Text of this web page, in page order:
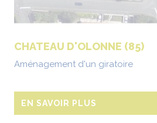
CHATEAU D'OLONNE (85)
Aménagement d'un giratoire
EN SAVOIR PLUS